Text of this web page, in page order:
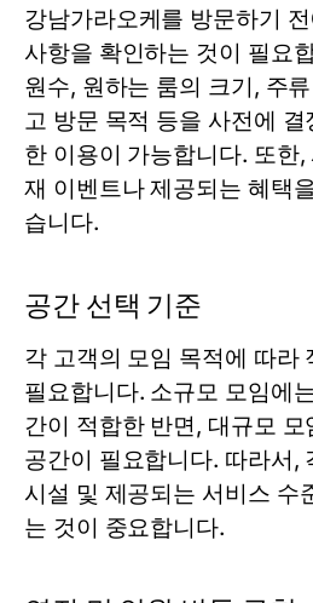
강남가라오케를 방문하기
사항을 확인하는 것이 필요
원수, 원하는 룸의 크기, 주
고 방문 목적 등을 사전에
한 이용이 가능합니다. 또한,
재 이벤트나 제공되는 혜택
습니다.
공간 선택 기준
각 고객의 모임 목적에 따라
필요합니다. 소규모 모임에
간이 적합한 반면, 대규모
공간이 필요합니다. 따라서,
시설 및 제공되는 서비스 수
는 것이 중요합니다.